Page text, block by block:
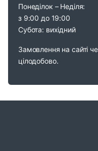
Понеділок – Неділя:
з 9:00 до 19:00
Субота: вихідний
Замовлення на сайті
цілодобово.